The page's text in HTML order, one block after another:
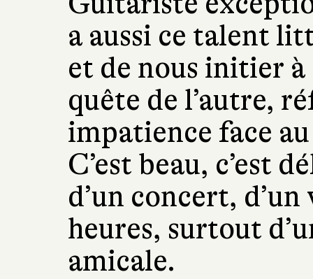
a aussi ce talent
et de nous initier à
quête de l’autre,
impatience face
C’est beau, c’est
d’un concert,
heures, surtout
amicale.